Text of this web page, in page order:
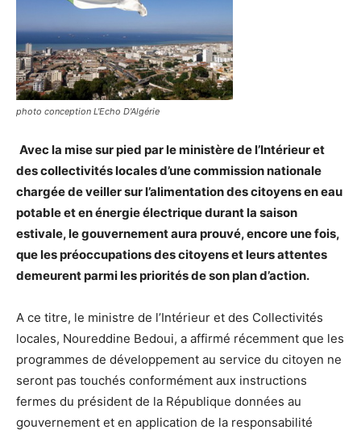
photo conception L'Echo D'Algérie
Avec la mise sur pied par le ministère de l’Intérieur et
des collectivités locales d’une commission nationale
chargée de veiller sur l’alimentation des citoyens en eau
potable et en énergie électrique durant la saison
estivale, le gouvernement aura prouvé, encore une fois,
que les préoccupations des citoyens et leurs attentes
demeurent parmi les priorités de son plan d’action.
A ce titre, le ministre de l’Intérieur et des Collectivités
locales, Noureddine Bedoui, a affirmé récemment que les
programmes de développement au service du citoyen ne
seront pas touchés conformément aux instructions
fermes du président de la République données au
gouvernement et en application de la responsabilité